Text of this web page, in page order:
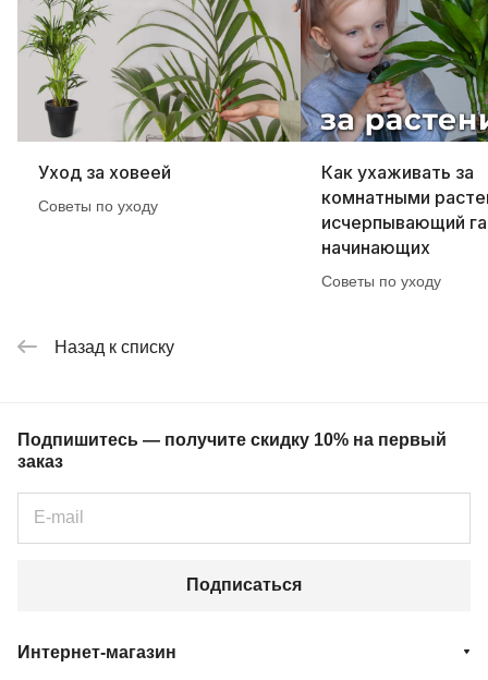
Уход за ховеей
Советы по уходу
Как ухаживать за
комнатными
исчерпывающий
начинающих
Советы по уходу
Назад к списку
Подпишитесь — получите скидку 10% на первый
заказ
Подписаться
Интернет-магазин